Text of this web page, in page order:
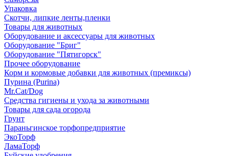
Упаковка
Скотчи, липкие ленты,пленки
Товары для животных
Оборудование и аксессуары для животных
Оборудование "Бриг"
Оборудование "Пятигорск"
Прочее оборудование
Корм и кормовые добавки для животных (премиксы)
Пурина (Purina)
Mr.Cat/Dog
Средства гигиены и ухода за животными
Товары для сада огорода
Грунт
Параньгинское торфопредприятие
ЭкоТорф
ЛамаТорф